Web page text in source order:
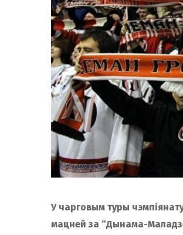
У чарговым туры
мацней за “Дынама-